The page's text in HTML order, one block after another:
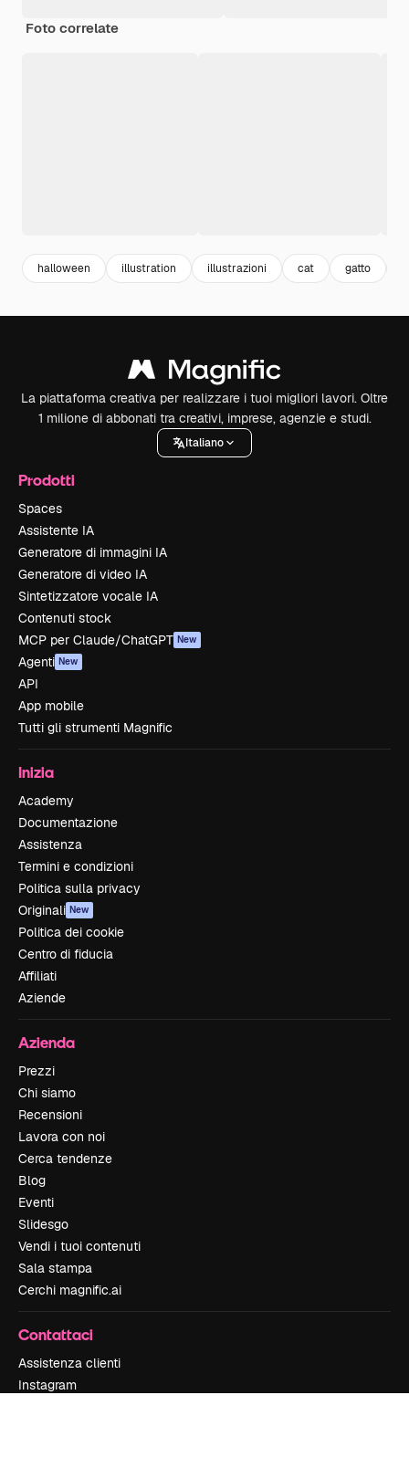
Foto correlate
halloween illustration illustrazioni cat gatto
La piattaforma creativa per realizzare i tuoi migliori lavori. Oltre
1 milione di abbonati tra creativi, imprese, agenzie e studi.
Italiano
Prodotti
Spaces
Assistente IA
Generatore di immagini IA
Generatore di video IA
Sintetizzatore vocale IA
Contenuti stock
MCP per Claude/ChatGPT New
Agenti New
API
App mobile
Tutti gli strumenti Magnific
Inizia
Academy
Documentazione
Assistenza
Termini e condizioni
Politica sulla privacy
Originali New
Politica dei cookie
Centro di fiducia
Affiliati
Aziende
Azienda
Prezzi
Chi siamo
Recensioni
Lavora con noi
Cerca tendenze
Blog
Eventi
Slidesgo
Vendi i tuoi contenuti
Sala stampa
Cerchi magnific.ai
Contattaci
Assistenza clienti
Instagram